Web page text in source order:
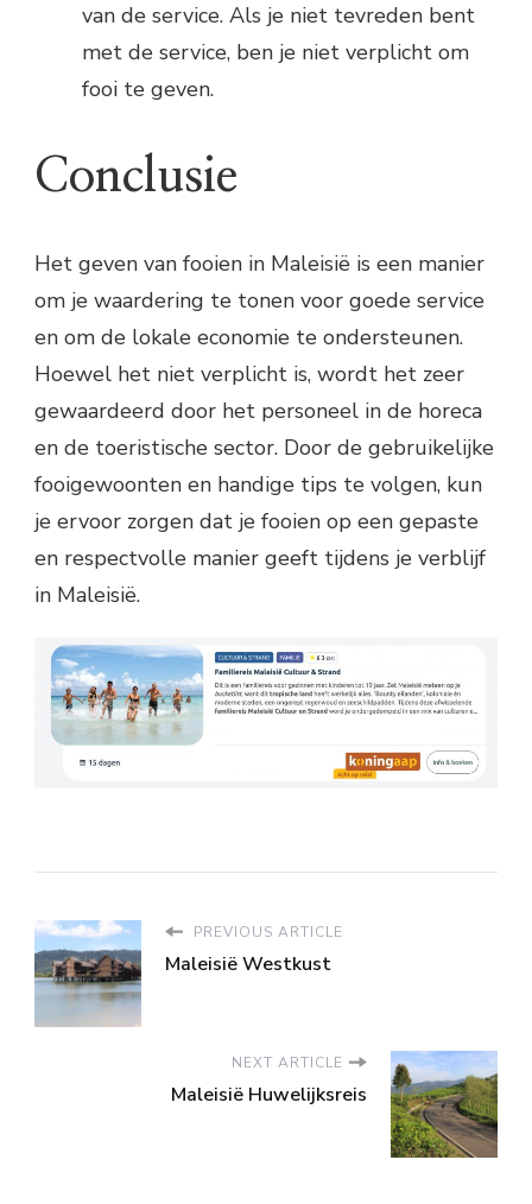
van de service. Als je niet tevreden bent
met de service, ben je niet verplicht om
fooi te geven.
Conclusie
Het geven van fooien in Maleisië is een manier
om je waardering te tonen voor goede service
en om de lokale economie te ondersteunen.
Hoewel het niet verplicht is, wordt het zeer
gewaardeerd door het personeel in de horeca
en de toeristische sector. Door de gebruikelijke
fooigewoonten en handige tips te volgen, kun
je ervoor zorgen dat je fooien op een gepaste
en respectvolle manier geeft tijdens je verblijf
in Maleisië.
PREVIOUS ARTICLE
Maleisië Westkust
NEXT ARTICLE
Maleisië Huwelijksreis